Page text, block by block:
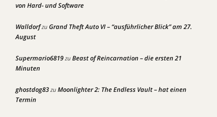
von Hard- und Software
WalldorfzuGrand Theft Auto VI – “ausführlicher Blick” am 27.
August
Supermario6819zuBeast of Reincarnation – die ersten 21
Minuten
ghostdog83zuMoonlighter 2: The Endless Vault – hat einen
Termin